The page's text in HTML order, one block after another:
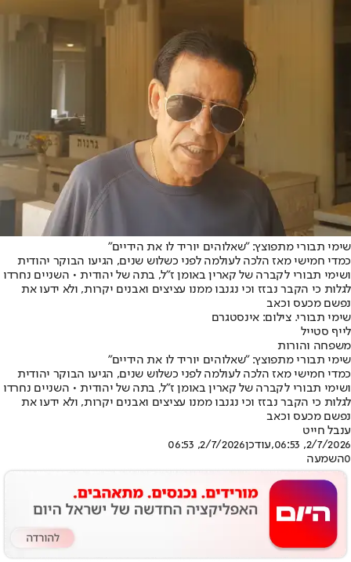
שימי תבורי מתפוצץ: "שאלוהים יוריד לו את הידיים"
כמדי חמישי מאז הלכה לעולמה לפני כשלוש שנים, הגיעו הבוקר יהודית
ושימי תבורי לקברה של קארין באומן ז"ל, בתה של יהודית • השניים נחרדו
לגלות כי הקבר נבזז וכי נגנבו ממנו עציצים ואבנים יקרות, ולא ידעו את
נפשם מכעס וכאב
שימי תבורי. צילום: אינסטגרם
לייף סטייל
משפחה והורות
שימי תבורי מתפוצץ: "שאלוהים יוריד לו את הידיים"
כמדי חמישי מאז הלכה לעולמה לפני כשלוש שנים, הגיעו הבוקר יהודית
ושימי תבורי לקברה של קארין באומן ז"ל, בתה של יהודית • השניים נחרדו
לגלות כי הקבר נבזז וכי נגנבו ממנו עציצים ואבנים יקרות, ולא ידעו את
נפשם מכעס וכאב
ענבל חייט
2/7/2026, 06:53
,עודכן2/7/2026, 06:53
0השמעה